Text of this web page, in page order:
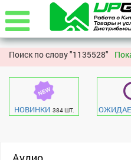
Поиск по слову "1135528"
НОВИНКИ 384 ШТ.